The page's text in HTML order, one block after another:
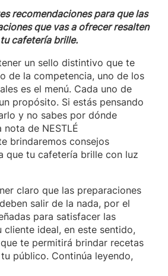
recomendaciones para que las
que vas a ofrecer resalten
cafetería brille.
un sello distintivo que te
de la competencia, uno de los
es el menú. Cada uno de
propósito. Si estás pensando
y no sabes por dónde
nota de NESTLÉ
brindaremos consejos
que tu cafetería brille con luz
claro que las preparaciones
salir de la nada, por el
para satisfacer las
cliente ideal, en este sentido,
te permitirá brindar recetas
público. Continúa leyendo,